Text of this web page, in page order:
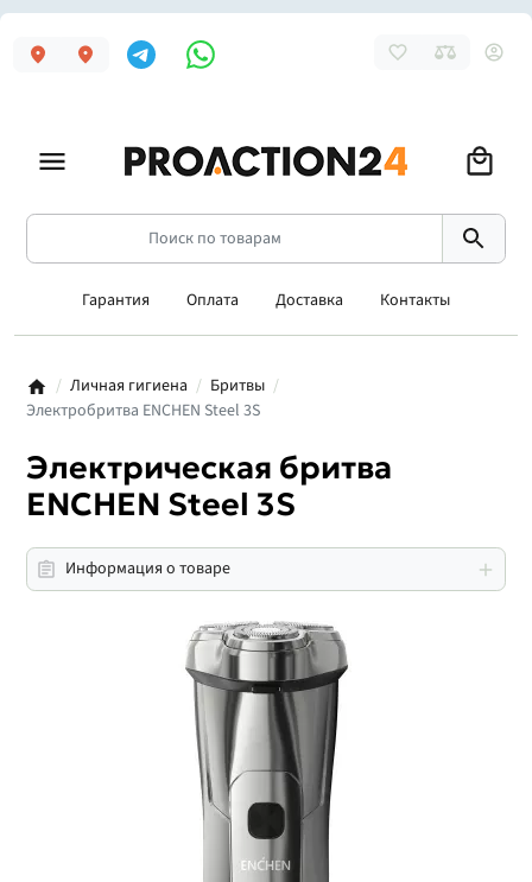
Гарантия Оплата Доставка Контакты
Личная гигиена
Бритвы
Электробритва ENCHEN Steel 3S
Электрическая бритва
ENCHEN Steel 3S
Информация о товаре